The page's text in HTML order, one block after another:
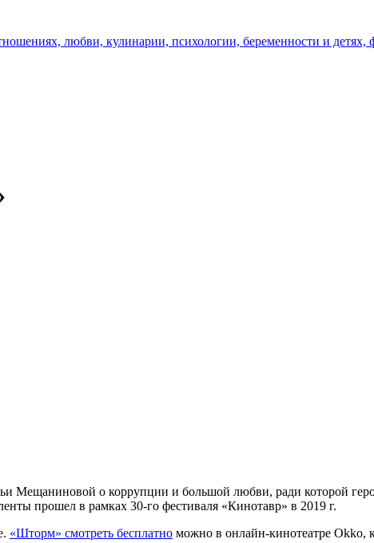
Мещаниновой о коррупции и большой любви, ради которой
прошел в рамках 30-го фестиваля «Кинотавр» в 2019 г.
«Шторм» смотреть бесплатно можно в онлайн-кинотеатре Okko,